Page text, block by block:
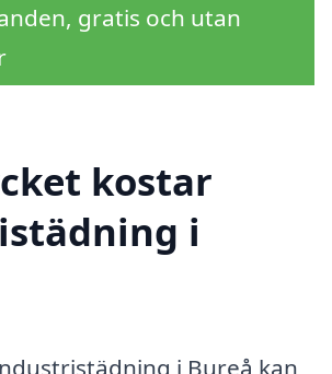
gratis och utan
kostar
i
i Bureå kan